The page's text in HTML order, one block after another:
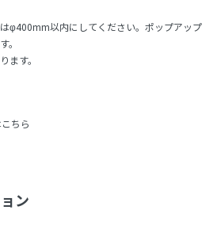
φ400mm以内にしてください。ポップアップ
。
ます。
ちら
ン